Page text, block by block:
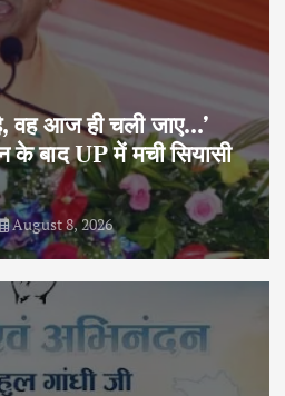
वह आज ही चली जाए…’
के बाद UP में मची सियासी
August 8, 2026